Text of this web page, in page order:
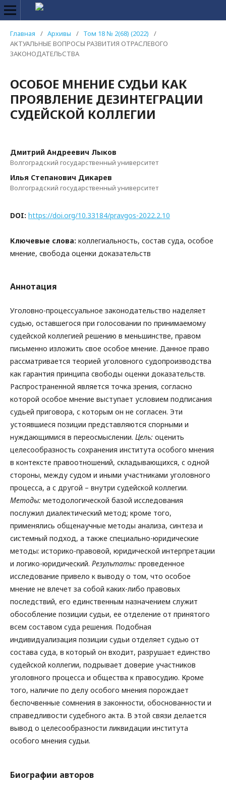
Главная / Архивы / Том 18 № 2(68) (2022)
/
АКТУАЛЬНЫЕ ВОПРОСЫ РАЗВИТИЯ ОТРАСЛЕВОГО
ЗАКОНОДАТЕЛЬСТВА
ОСОБОЕ МНЕНИЕ СУДЬИ КАК
ПРОЯВЛЕНИЕ ДЕЗИНТЕГРАЦИИ
СУДЕЙСКОЙ КОЛЛЕГИИ
Дмитрий Андреевич Лыков
Волгоградский государственный университет
Илья Степанович Дикарев
Волгоградский государственный университет
DOI: https://doi.org/10.33184/pravgos-2022.2.10
Ключевые слова: коллегиальность, состав суда, особое
мнение, свобода оценки доказательств
Аннотация
Уголовно-процессуальное законодательство наделяет
судью, оставшегося при голосовании по принимаемому
судейской коллегией решению в меньшинстве, правом
письменно изложить свое особое мнение. Данное право
рассматривается теорией уголовного судопроизводства
как гарантия принципа свободы оценки доказательств.
Распространенной является точка зрения, согласно
которой особое мнение выступает условием подписания
судьей приговора, с которым он не согласен. Эти
устоявшиеся позиции представляются спорными и
нуждающимися в переосмыслении. Цель: оценить
целесообразность сохранения института особого мнения
в контексте правоотношений, складывающихся, с одной
стороны, между судом и иными участниками уголовного
процесса, а с другой – внутри судейской коллегии.
Методы: методологической базой исследования
послужил диалектический метод; кроме того,
применялись общенаучные методы анализа, синтеза и
системный подход, а также специально-юридические
методы: историко-правовой, юридической интерпретации
и логико-юридический. Результаты: проведенное
исследование привело к выводу о том, что особое
мнение не влечет за собой каких-либо правовых
последствий, его единственным назначением служит
обособление позиции судьи, ее отделение от принятого
всем составом суда решения. Подобная
индивидуализация позиции судьи отделяет судью от
состава суда, в который он входит, разрушает единство
судейской коллегии, подрывает доверие участников
уголовного процесса и общества к правосудию. Кроме
того, наличие по делу особого мнения порождает
беспочвенные сомнения в законности, обоснованности и
справедливости судебного акта. В этой связи делается
вывод о целесообразности ликвидации института
особого мнения судьи.
Биографии авторов